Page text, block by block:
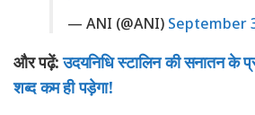
— ANI (@ANI) September
और पढ़ें:उदयनिधि स्टालिन की सनातन के
शब्द कम ही पड़ेगा!